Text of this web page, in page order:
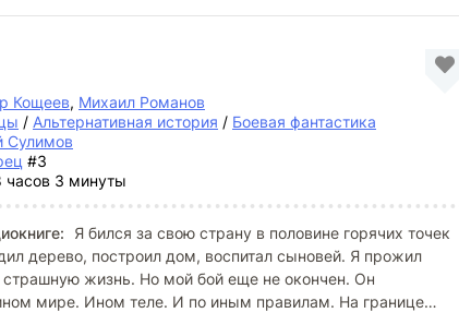
Кощеев, Михаил Романов
/ Альтернативная история / Боевая фантастика
Сулимов
#3
часов 3 минуты
Я бился за свою страну в половине горячих точек
дерево, построил дом, воспитал сыновей. Я прожил
жизнь. Но мой бой еще не окончен. Он
мире. Ином теле. И по иным правилам. На границе